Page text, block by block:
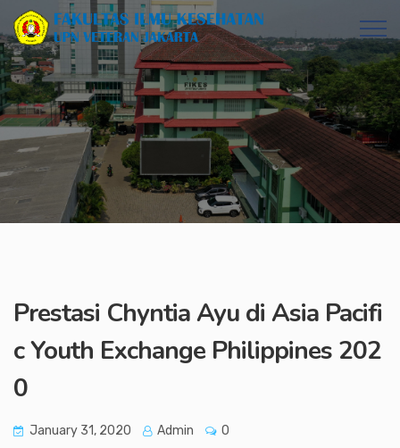
Prestasi Chyntia Ayu di Asia Pacifi
c Youth Exchange Philippines 202
0
January 31, 2020 Admin 0